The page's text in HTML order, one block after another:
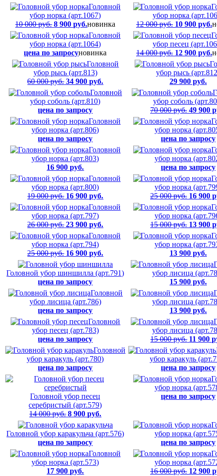
Головной
убор норка (арт.1067)
10 000 руб. 8 900 руб.новинка
убор норка
12 000 руб. 10 900 руб.
Головной
убор норка (арт.1064)
цена по запросуновинка
убор песец
14 000 руб. 12 900 руб.
Головной
убор рысь (арт.813)
60 000 руб. 34 900 руб.
убор рысь
29 900 руб.
Головной
убор соболь (арт.810)
цена по запросу
убор соболь
70 000 руб. 49 900
Головной
убор норка (арт.806)
цена по запросу
убор норка
цена по запросу
Головной
убор норка (арт.803)
16 900 руб.
убор норка
цена по запросу
Головной
убор норка (арт.800)
19 000 руб. 16 900 руб.
убор норка
25 000 руб. 16 900
Головной
убор норка (арт.797)
26 000 руб. 23 900 руб.
убор норка
15 000 руб. 13 900
Головной
убор норка (арт.794)
25 000 руб. 16 900 руб.
убор норка
13 900 руб.
Головной убор шиншилла (арт.791)
цена по запросу
убор лисица
15 900 руб.
Головной
убор лисица (арт.786)
цена по запросу
убор лисица
13 900 руб.
Головной
убор песец (арт.783)
цена по запросу
убор лисица
15 000 руб. 11 900
Головной
убор каракуль (арт.780)
цена по запросу
убор каракуль
цена по запросу
Головной убор песец
серебристый (арт.579)
14 000 руб. 8 900 руб.
убор норка
цена по запросу
Головной убор каракульча (арт.576)
цена по запросу
убор норка
цена по запросу
Головной
убор норка (арт.573)
17 900 руб.
убор норка
16 000 руб. 12 900